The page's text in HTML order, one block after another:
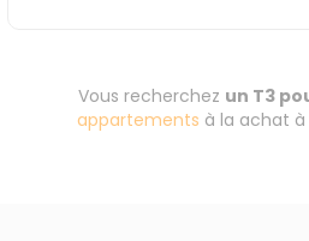
Vous recherchez un T3
appartements à la achat à